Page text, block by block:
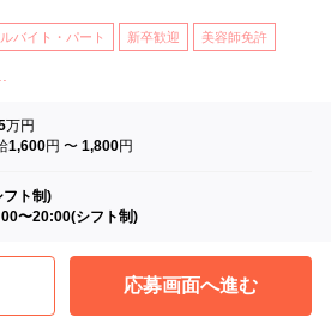
バイト・パート 新卒歓迎 美容師免許
万円
1,600円 〜1,800円
ト制)
〜20:00(シフト制)
応募画面へ進む